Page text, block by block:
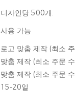
디자인당 500개.
사용 가능
로고 맞춤 제작 (최소
맞춤 제작 (최소 주문
맞춤 제작 (최소 주문
15-20일